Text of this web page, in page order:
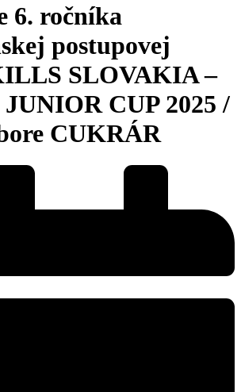
6. ročníka
postupovej
SLOVAKIA –
CUP 2025 /
CUKRÁR